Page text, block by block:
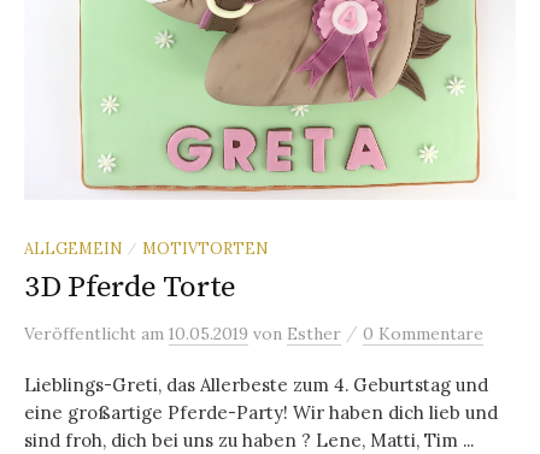
ALLGEMEIN / MOTIVTORTEN
3D Pferde Torte
Veröffentlicht am 10.05.2019 von Esther / 0 Kommentare
Lieblings-Greti, das Allerbeste zum 4. Geburtstag und
eine großartige Pferde-Party! Wir haben dich lieb und
sind froh, dich bei uns zu haben ? Lene, Matti, Tim ...